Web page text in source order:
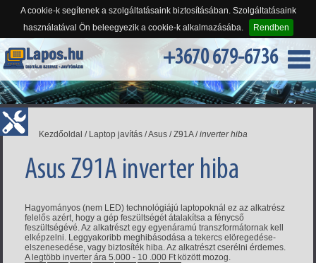
A cookie-k segítenek a szolgáltatásaink biztosításában. Szolgáltatásaink
használatával Ön beleegyezik a cookie-k alkalmazásába.
Rendben
+3670 679-6736
Kezdőoldal / Laptop javítás /Asus /Z91A/inverter hiba
Asus Z91A inverter hiba
Hagyományos (nem LED) technológiájú laptopoknál ez az alkatrész
felelős azért, hogy a gép feszültségét átalakítsa a fénycső
feszültségévé. Az alkatrészt egy egyenáramú transzformátornak kell
elképzelni. Leggyakoribb meghibásodása a tekercs elöregedése-
elszenesedése, vagy biztosíték hiba. Az alkatrészt cserélni érdemes.
A legtöbb inverter ára 5.000 - 10 .000 Ft között mozog.